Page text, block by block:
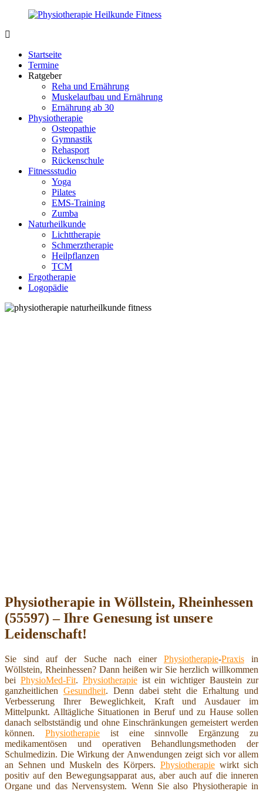
Zurück
Inhalt
Fit.de
Körper
Startseite
Termine
Ratgeber
Reha und Ernährung
Muskelaufbau und Ernährung
Ernährung ab 30
Physiotherapie
Osteopathie
Gymnastik
Rehasport
Rückenschule
Fitnessstudio
Yoga
Pilates
EMS-Training
Zumba
Naturheilkunde
Lichttherapie
Schmerztherapie
Heilpflanzen
TCM
Ergotherapie
Logopädie
Physiotherapie in Wöllstein, Rheinhessen
(55597) – Ihre Genesung ist unsere
Leidenschaft!
Sie sind auf der Suche nach einer Physiotherapie-Praxisin
Wöllstein, Rheinhessen? Dann heißen wir Sie herzlich willkommen
bei PhysioMed-Fit. Physiotherapieist ein wichtiger Baustein zur
ganzheitlichen Gesundheit. Denn dabei steht die Erhaltung und
Verbesserung Ihrer Beweglichkeit, Kraft und Ausdauer im
Mittelpunkt. Alltägliche Situationen in Beruf und zu Hause sollen
danach selbstständig und ohne Einschränkungen gemeistert werden
können. Physiotherapieist eine sinnvolle Ergänzung zu
medikamentösen und operativen Behandlungsmethoden der
Schulmedizin. Die Wirkung der Anwendungen zeigt sich vor allem
an Sehnen und Muskeln des Körpers. Physiotherapie wirkt sich
positiv auf den Bewegungsapparat aus, aber auch auf die inneren
Organe und das Nervensystem. Wenn Sie also Physiotherapie in